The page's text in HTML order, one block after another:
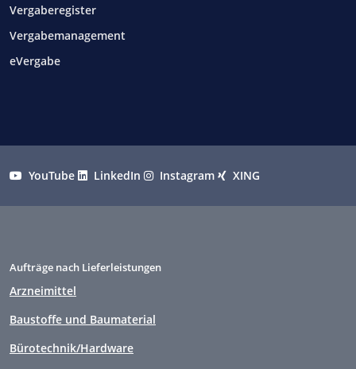
Vergaberegister
Vergabemanagement
eVergabe
YouTube LinkedIn Instagram XING
Aufträge nach Lieferleistungen
Arzneimittel
Baustoffe und Baumaterial
Bürotechnik/Hardware